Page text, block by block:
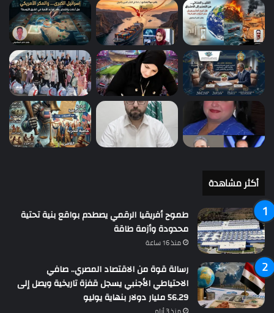
أكثر مشاهدة
طموح أفريقيا الرقمي يصطدم بواقع بنية تحتية
محدودة وأزمة طاقة
منذ 16 ساعة
رسالة قوة من الاقتصاد المصري.. صافي
الاحتياطي الأجنبي يسجل قفزة تاريخية ويصل إلى
56.29 مليار دولار بنهاية يوليو